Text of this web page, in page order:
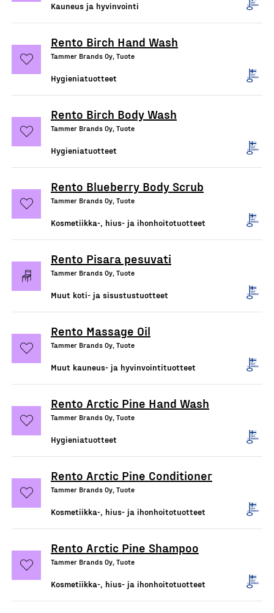
Kauneus ja hyvinvointi
Rento Birch Hand Wash
Tammer Brands Oy, Tuote
Hygieniatuotteet
Rento Birch Body Wash
Tammer Brands Oy, Tuote
Hygieniatuotteet
Rento Blueberry Body Scrub
Tammer Brands Oy, Tuote
Kosmetiikka-, hius- ja ihonhoitotuotteet
Rento Pisara pesuvati
Tammer Brands Oy, Tuote
Muut koti- ja sisustustuotteet
Rento Massage Oil
Tammer Brands Oy, Tuote
Muut kauneus- ja hyvinvointituotteet
Rento Arctic Pine Hand Wash
Tammer Brands Oy, Tuote
Hygieniatuotteet
Rento Arctic Pine Conditioner
Tammer Brands Oy, Tuote
Kosmetiikka-, hius- ja ihonhoitotuotteet
Rento Arctic Pine Shampoo
Tammer Brands Oy, Tuote
Kosmetiikka-, hius- ja ihonhoitotuotteet